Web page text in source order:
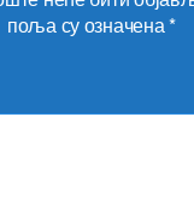
поља су означена*